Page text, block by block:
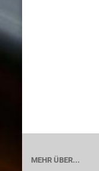
MEHR ÜBER...